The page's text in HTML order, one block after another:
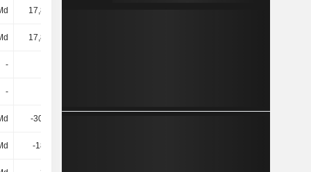
17,86 Md
17,86 Md
-
-
-30,1 Md
-185 Md